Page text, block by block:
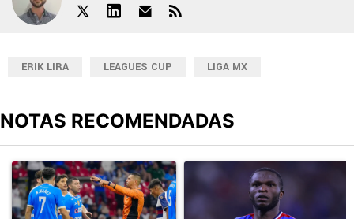
ERIK LIRA LEAGUES CUP LIGA MX
NOTAS RECOMENDADAS
Un artículo de tendencia con el título "Cruz Azul 2-3 Atlante:
Un artículo de tendencia con